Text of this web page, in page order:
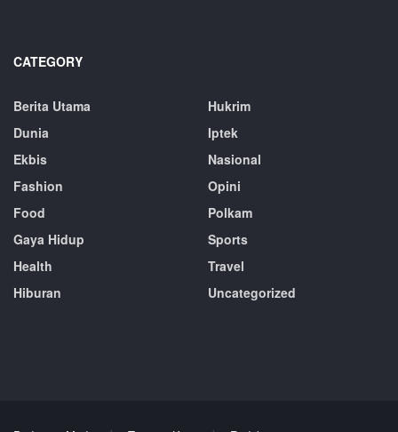
CATEGORY
Berita Utama
Dunia
Ekbis
Fashion
Food
Gaya Hidup
Health
Hiburan
Hukrim
Iptek
Nasional
Opini
Polkam
Sports
Travel
Uncategorized